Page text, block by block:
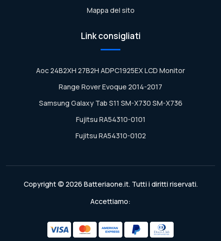
Mappa del sito
Link consigliati
Aoc 24B2XH 27B2H ADPC1925EX LCD Monitor
Range Rover Evoque 2014-2017
Samsung Galaxy Tab S11 SM-X730 SM-X736
Fujitsu RA54310-0101
Fujitsu RA54310-0102
Copyright © 2026 Batteriaone.it. Tutti i diritti riservati.
Accettiamo: